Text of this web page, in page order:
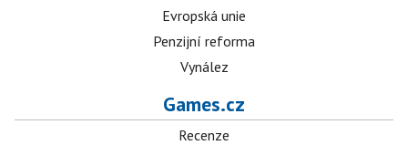
Evropská unie
Penzijní reforma
Vynález
Games.cz
Recenze